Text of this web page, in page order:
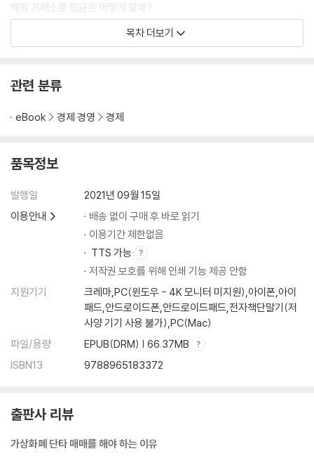
해외 거래소로 입금은 어떻게 할까?
비트코인 공부는 어디서부터 시작해야 할까?
비트코인에 입문하다
단타에 입문하다
내가 수익률이 높은데 왜 저 사람보다 못 벌까?
3장 복잡한 차트, 쉽게 공부하는 법
이론을 전혀 몰라도 차트를 볼 수 있다?
어떤 식으로 차트를 공부해야 할까?
단타를 칠 때 단기 방향을 예측하는 법
4장 단타 매매 기법 1 : 5분 봉 3틱 룰
5분 봉 3틱 룰이란?
5분 봉 3틱 룰의 기본 규칙
음봉 사이에 양봉이 뜨는 경우는 언제일까?
3틱 진입 후, 지속적인 하락이 오면 어떻게 해야 할까?
목차 더보기
관련 분류
eBook 경제 경영 경제
품목정보
발행일
2021년 09월 15일
이용안내
배송 없이 구매 후 바로 읽기
이용기간 제한없음
TTS 가능
저작권 보호를 위해 인쇄 기능 제공 안함
지원기기
크레마,PC(윈도우 - 4K 모니터 미지원),아이폰,아이
패드,안드로이드폰,안드로이드패드,전자책단말기(저
사양 기기 사용 불가),PC(Mac)
파일/용량
EPUB(DRM) | 66.37MB
ISBN13
9788965183372
출판사 리뷰
가상화폐 단타 매매를 해야 하는 이유